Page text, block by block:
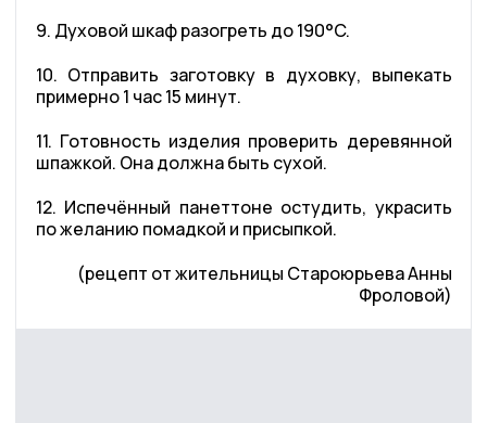
9. Духовой шкаф разогреть до 190°C.
10. Отправить заготовку в духовку, выпекать
примерно 1 час 15 минут.
11. Готовность изделия проверить деревянной
шпажкой. Она должна быть сухой.
12. Испечённый панеттоне остудить, украсить
по желанию помадкой и присыпкой.
(рецепт от жительницы Староюрьева Анны
Фроловой)